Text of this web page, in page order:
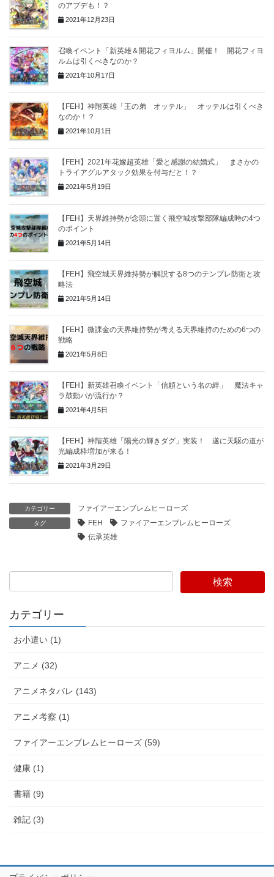
のアプデも！？
2021年12月23日
召喚イベント「新英雄＆開花フィヨルム」開催！ 開花フィヨ
ルムは引くべきなのか？
2021年10月17日
【FEH】神階英雄「王の弟 オッテル」 オッテルは引くべき
なのか！？
2021年10月1日
【FEH】2021年花嫁超英雄「愛と感謝の結婚式」 まさかの
トライアグルアタック効果を付与だと！？
2021年5月19日
【FEH】天界維持勢が念頭に置く飛空城攻撃部隊編成時の4つ
のポイント
2021年5月14日
【FEH】飛空城天界維持勢が解説する8つのテンプレ防衛と攻
略法
2021年5月14日
【FEH】微課金の天界維持勢が考える天界維持のための6つの
戦略
2021年5月8日
【FEH】新英雄召喚イベント「信頼という名の絆」 魔法キャ
ラ鼓動パが流行か？
2021年4月5日
【FEH】神階英雄「陽光の輝きダグ」実装！ 遂に天駆の道が
光編成枠増加が来る！
2021年3月29日
カテゴリー ファイアーエンブレムヒーローズ
タグ FEH
ファイアーエンブレムヒーローズ
伝承英雄
検索
カテゴリー
お小遣い (1)
アニメ (32)
アニメネタバレ (143)
アニメ考察 (1)
ファイアーエンブレムヒーローズ (59)
健康 (1)
書籍 (9)
雑記 (3)